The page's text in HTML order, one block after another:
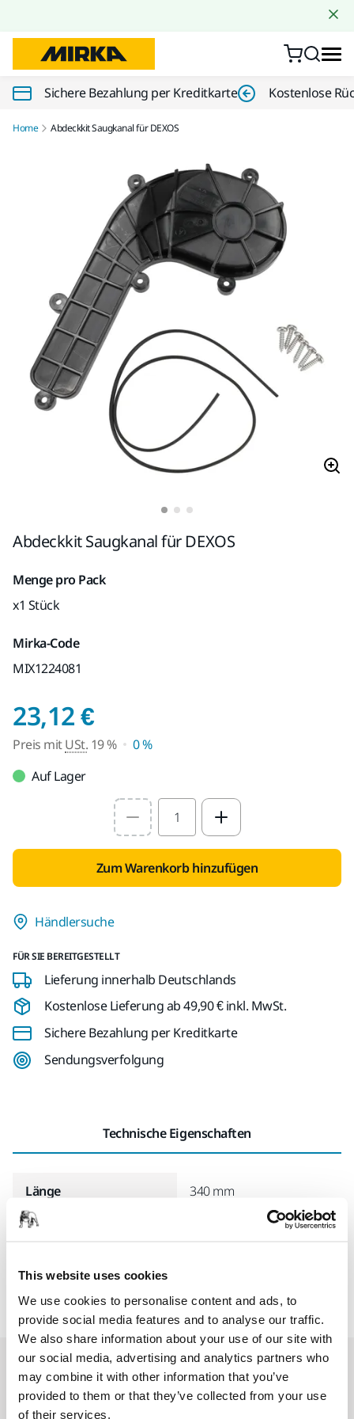
This website uses cookies
We use cookies to personalise content and ads, to
provide social media features and to analyse our traffic.
We also share information about your use of our site with
our social media, advertising and analytics partners who
may combine it with other information that you’ve
provided to them or that they’ve collected from your use
of their services.
Sichere Bezahlung per Kreditkarte Kostenlose
Home Abdeckkit Saugkanal für DEXOS
Abdeckkit Saugkanal für DEXOS
Menge pro Pack
x1 Stück
Mirka-Code
MIX1224081
23,12 €Preis mit USt. 19 %
Preis mitUSt. 19 %
0 %
Auf Lager
Select quantity value
Zum Warenkorb hinzufügen
Händlersuche
FÜR SIE BEREITGESTELLT
Lieferung innerhalb Deutschlands
Kostenlose Lieferung ab 49,90 € inkl. MwSt.
Sichere Bezahlung per Kreditkarte
Sendungsverfolgung
Technische Eigenschaften
Länge 340 mm
Breite
Accessoires & Zubehör